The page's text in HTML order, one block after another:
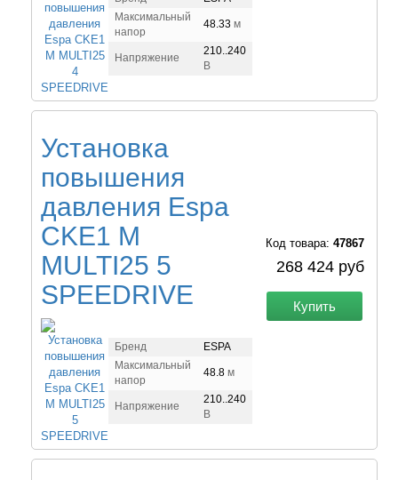
Максимальный
напор
48.33 м
Напряжение
210..240
В
Установка
повышения
давления Espa
CKE1 M
MULTI25 5
SPEEDRIVE
Код товара: 47867
268 424 руб
Купить
Бренд
ESPA
Максимальный
напор
48.8 м
Напряжение
210..240
В